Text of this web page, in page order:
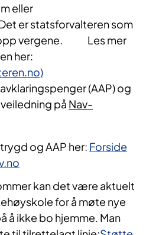
eller
er statsforvalteren som
opp vergene. Les mer
her:
(AAP) og
på Nav-
og AAP her: Forside
kan det være aktuelt
for å møte nye
å ikke bo hjemme. Man